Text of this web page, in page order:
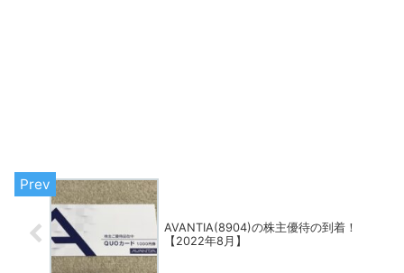
AVANTIA(8904)の株主優待の到着！
【2022年8月】